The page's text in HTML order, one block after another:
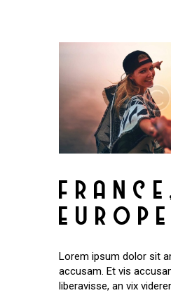
EUROPE
Lorem ipsum dolor sit
accusam. Et vis
liberavisse, an vix